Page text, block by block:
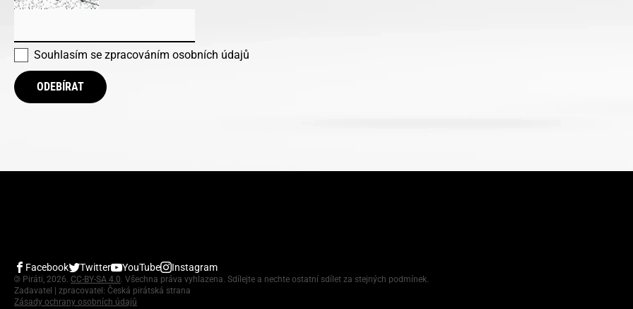
Souhlasím se zpracováním osobních údajů
ODEBÍRAT
Facebook Twitter YouTube Instagram
© Piráti, 2026. CC-BY-SA 4.0. Všechna práva vyhlazena. Sdílejte a nechte ostatní sdílet za stejných podmínek.
Zadavatel | zpracovatel: Česká pirátská strana
Zásady ochrany osobních údajů